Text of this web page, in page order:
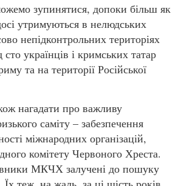
допоки більш як
утримуються в нелюдських
непідконтрольних територіях
українців і кримських татар
та на території Російської
про важливу
саміту – забезпечення
міжнародних організацій,
комітету Червоного Хреста.
МКЧХ залучені до пошуку